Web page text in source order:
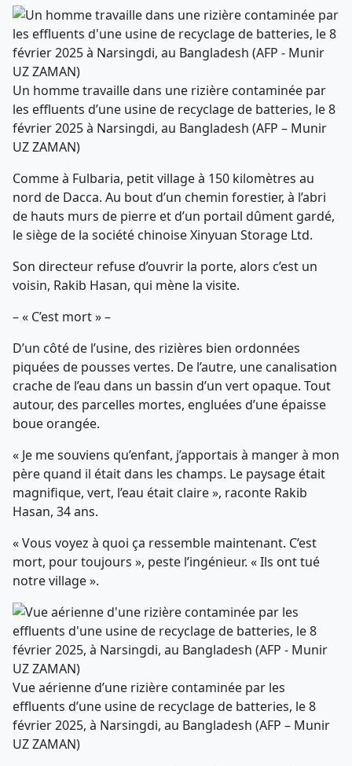
Un homme travaille dans une rizière contaminée par
les effluents d’une usine de recyclage de batteries, le 8
février 2025 à Narsingdi, au Bangladesh (AFP – Munir
UZ ZAMAN)
Comme à Fulbaria, petit village à 150 kilomètres au
nord de Dacca. Au bout d’un chemin forestier, à l’abri
de hauts murs de pierre et d’un portail dûment gardé,
le siège de la société chinoise Xinyuan Storage Ltd.
Son directeur refuse d’ouvrir la porte, alors c’est un
voisin, Rakib Hasan, qui mène la visite.
– « C’est mort » –
D’un côté de l’usine, des rizières bien ordonnées
piquées de pousses vertes. De l’autre, une canalisation
crache de l’eau dans un bassin d’un vert opaque. Tout
autour, des parcelles mortes, engluées d’une épaisse
boue orangée.
« Je me souviens qu’enfant, j’apportais à manger à mon
père quand il était dans les champs. Le paysage était
magnifique, vert, l’eau était claire », raconte Rakib
Hasan, 34 ans.
« Vous voyez à quoi ça ressemble maintenant. C’est
mort, pour toujours », peste l’ingénieur. « Ils ont tué
notre village ».
Vue aérienne d’une rizière contaminée par les
effluents d’une usine de recyclage de batteries, le 8
février 2025, à Narsingdi, au Bangladesh (AFP – Munir
UZ ZAMAN)